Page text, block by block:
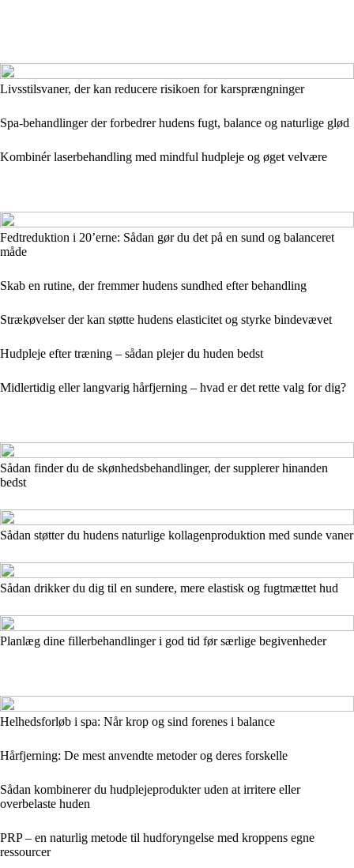
Livsstilsvaner, der kan reducere risikoen for karsprængninger
Spa-behandlinger der forbedrer hudens fugt, balance og naturlige glød
Kombinér laserbehandling med mindful hudpleje og øget velvære
Fedtreduktion i 20’erne: Sådan gør du det på en sund og balanceret
måde
Skab en rutine, der fremmer hudens sundhed efter behandling
Strækøvelser der kan støtte hudens elasticitet og styrke bindevævet
Hudpleje efter træning – sådan plejer du huden bedst
Midlertidig eller langvarig hårfjerning – hvad er det rette valg for dig?
Sådan finder du de skønhedsbehandlinger, der supplerer hinanden
bedst
Sådan støtter du hudens naturlige kollagenproduktion med sunde vaner
Sådan drikker du dig til en sundere, mere elastisk og fugtmættet hud
Planlæg dine fillerbehandlinger i god tid før særlige begivenheder
Helhedsforløb i spa: Når krop og sind forenes i balance
Hårfjerning: De mest anvendte metoder og deres forskelle
Sådan kombinerer du hudplejeprodukter uden at irritere eller
overbelaste huden
PRP – en naturlig metode til hudforyngelse med kroppens egne
ressourcer